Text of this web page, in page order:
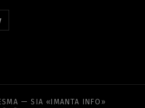
— SIA «IMANTA INFO»